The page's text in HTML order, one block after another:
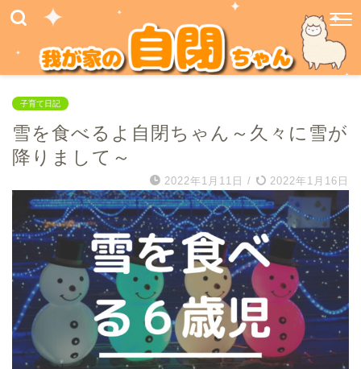
子育て日記
雪を食べるよ自閉ちゃん～久々に雪が
降りまして～
2022年1月11日 / 2022年1月16日